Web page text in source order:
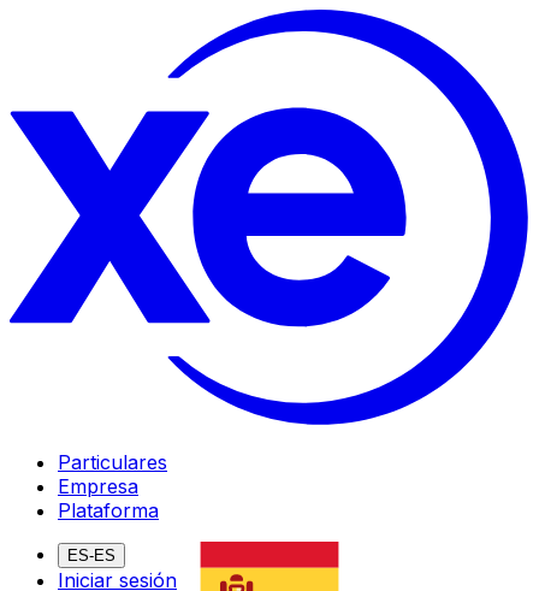
Particulares
Empresa
Plataforma
ES-ES
Iniciar sesión